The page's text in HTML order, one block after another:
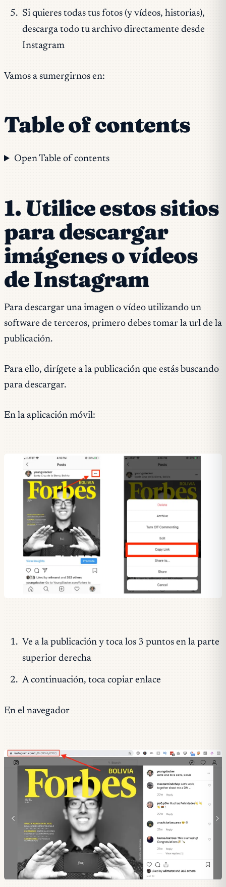
Si quieres todas tus fotos (y vídeos, historias),
descarga todo tu archivo directamente desde
Instagram
Vamos a sumergirnos en:
Table of contents
Open Table of contents
1. Utilice estos sitios
para descargar
imágenes o vídeos
de Instagram
Para descargar una imagen o vídeo utilizando un
software de terceros, primero debes tomar la url de la
publicación.
Para ello, dirígete a la publicación que estás buscando
para descargar.
En la aplicación móvil:
Ve a la publicación y toca los 3 puntos en la parte
superior derecha
A continuación, toca copiar enlace
En el navegador